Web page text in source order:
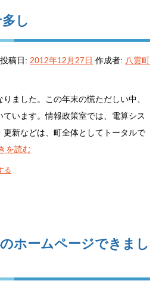
し
投稿日: 2012年12月27日 作成者: 八雲町
ました。この年末の慌ただしい中、
います。情報政策室では、電算シス
新などは、町全体としてトータルで
を読む
る
ホームページできまし